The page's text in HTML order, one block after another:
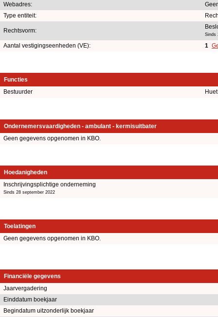
Webadres:
Type entiteit:
Rechtsvorm:
Sinds
Aantal vestigingseenheden (VE): 1
Functies
Bestuurder
Ondernemersvaardigheden - ambulant - kermisuitbater
Geen gegevens opgenomen in KBO.
Hoedanigheden
Inschrijvingsplichtige onderneming
Sinds 28 september 2022
Toelatingen
Geen gegevens opgenomen in KBO.
Financiële gegevens
Jaarvergadering
Einddatum boekjaar
Begindatum uitzonderlijk boekjaar